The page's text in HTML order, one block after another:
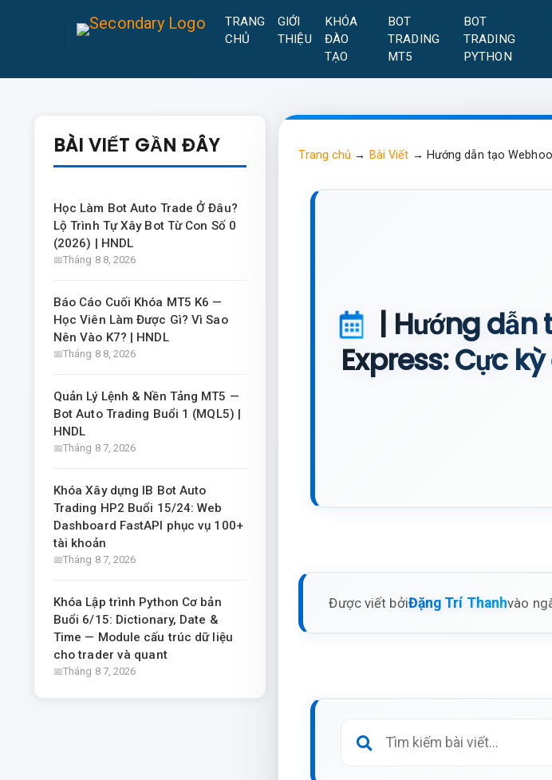
TRANG
CHỦ
GIỚI
THIỆU
KHÓA
ĐÀO
TẠO
BOT
TRADING
MT5
BOT
TRADING
PYTHON
BÀI VIẾT GẦN ĐÂY
Học Làm Bot Auto Trade Ở Đâu?
Lộ Trình Tự Xây Bot Từ Con Số 0
(2026) | HNDL
Tháng 8 8, 2026
Báo Cáo Cuối Khóa MT5 K6 —
Học Viên Làm Được Gì? Vì Sao
Nên Vào K7? | HNDL
Tháng 8 8, 2026
Quản Lý Lệnh & Nền Tảng MT5 —
Bot Auto Trading Buổi 1 (MQL5) |
HNDL
Tháng 8 7, 2026
Khóa Xây dựng IB Bot Auto
Trading HP2 Buổi 15/24: Web
Dashboard FastAPI phục vụ 100+
tài khoản
Tháng 8 7, 2026
Khóa Lập trình Python Cơ bản
Buổi 6/15: Dictionary, Date &
Time — Module cấu trúc dữ liệu
cho trader và quant
Tháng 8 7, 2026
Trang chủ → Bài Viết → Hướng dẫn tạo
| Hướng
Express: Cực
Được viết bởiĐặng Trí Thanhvào